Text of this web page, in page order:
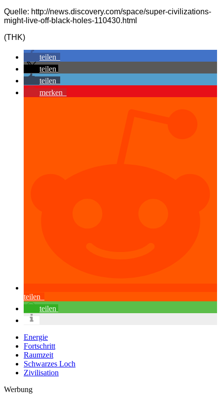
Quelle: http://news.discovery.com/space/super-civilizations-
might-live-off-black-holes-110430.html
(THK)
teilen
teilen
teilen
merken
teilen
teilen
Energie
Fortschritt
Raumzeit
Schwarzes Loch
Zivilisation
Werbung